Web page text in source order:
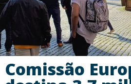
Comissão